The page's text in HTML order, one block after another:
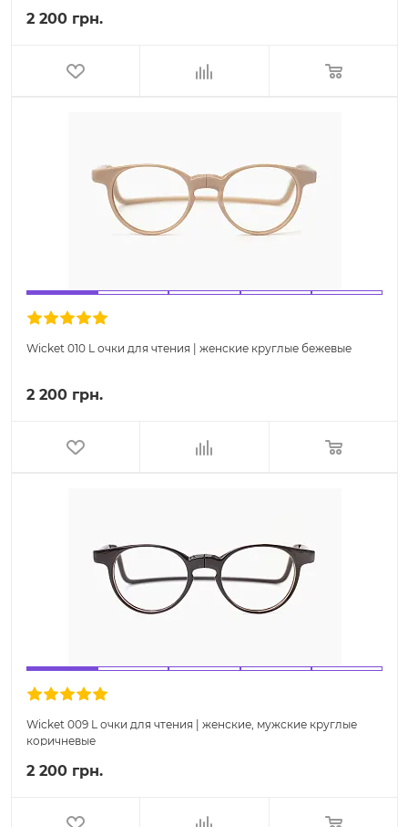
2 200 грн.
Wicket 010 L очки для чтения | женские круглые бежевые
2 200 грн.
Wicket 009 L очки для чтения | женские, мужские круглые
коричневые
2 200 грн.